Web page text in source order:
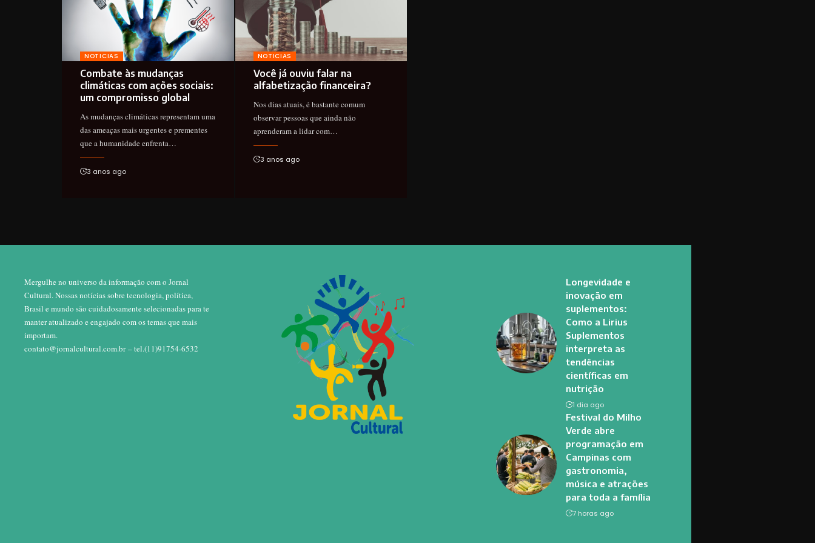
NOTICIAS
Combate às mudanças
climáticas com ações sociais:
um compromisso global
As mudanças climáticas representam uma
das ameaças mais urgentes e prementes
que a humanidade enfrenta…
3 anos ago
NOTICIAS
Você já ouviu falar na
alfabetização financeira?
Nos dias atuais, é bastante comum
observar pessoas que ainda não
aprenderam a lidar com…
3 anos ago
Mergulhe no universo da informação com o Jornal
Cultural. Nossas notícias sobre tecnologia, política,
Brasil e mundo são cuidadosamente selecionadas para te
manter atualizado e engajado com os temas que mais
importam.
contato@jornalcultural.com.br– tel.(11)91754-6532
Longevidade e
inovação em
suplementos:
Como a Lirius
Suplementos
interpreta as
tendências
científicas em
nutrição
1 dia ago
Festival do Milho
Verde abre
programação em
Campinas com
gastronomia,
música e atrações
para toda a família
7 horas ago